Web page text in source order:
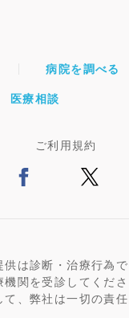
病院を調べる
医療相談
ご利用規約
は診断・治療行為
関を受診してくだ
、弊社は一切の責